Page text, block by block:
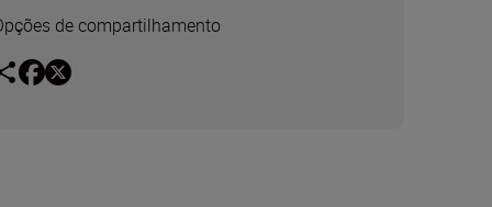
de compartilhamento